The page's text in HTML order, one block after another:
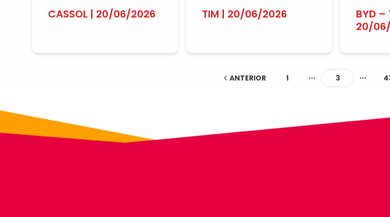
CASSOL | 20/06/2026 TIM | 20/06/2026
BYD –
20/
ANTERIOR 1
More pages
3